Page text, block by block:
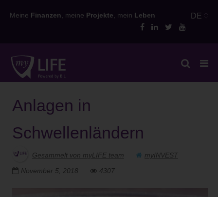
to
Meine Finanzen , meine Projekte , mein Leben DE
Anlagen in
Schwellenländern
Gesammelt von myLIFE team
myINVEST
November 5, 2018
4307